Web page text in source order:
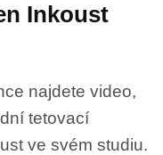
Inkoust
najdete video,
tetovací
ve svém studiu.